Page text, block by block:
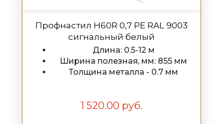
Профнастил H60R 0,7 PE RAL 9003
сигнальный белый
Длина: 0.5-12 м
Ширина полезная, мм: 855 мм
Толщина металла - 0.7 мм
1 520.00 руб.